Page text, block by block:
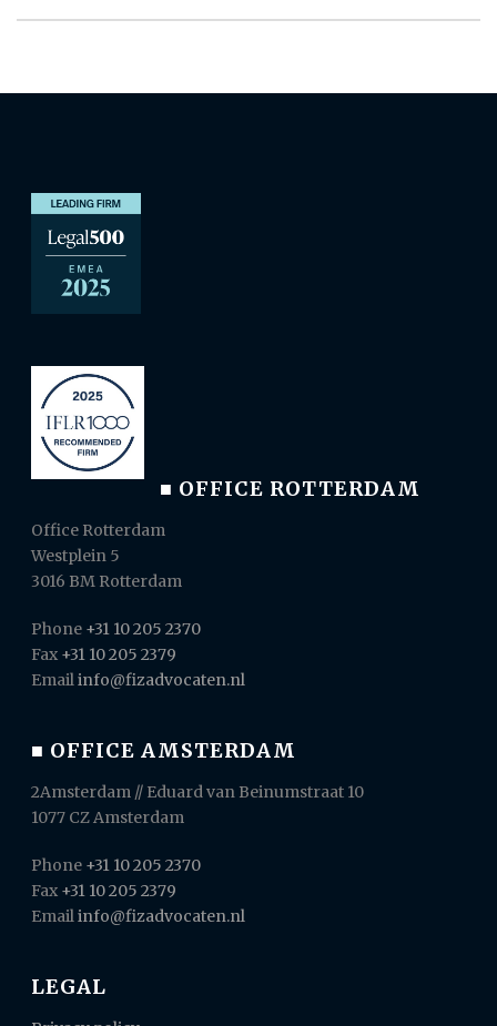
■ OFFICE ROTTERDAM
Office Rotterdam
Westplein 5
3016 BM Rotterdam
Phone +31 10 205 2370
Fax +31 10 205 2379
Emailinfo@fizadvocaten.nl
■ OFFICE AMSTERDAM
2Amsterdam // Eduard van Beinumstraat 10
1077 CZ Amsterdam
Phone +31 10 205 2370
Fax +31 10 205 2379
Emailinfo@fizadvocaten.nl
LEGAL